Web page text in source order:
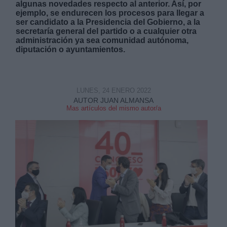
algunas novedades respecto al anterior. Así, por
ejemplo, se endurecen los procesos para llegar a
ser candidato a la Presidencia del Gobierno, a la
secretaría general del partido o a cualquier otra
administración ya sea comunidad autónoma,
diputación o ayuntamientos.
AUTOR JUAN ALMANSA
Mas artículos del mismo autor/a
LUNES, 24 ENERO 2022
link
Información adicional